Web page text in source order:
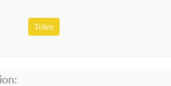
Teilen